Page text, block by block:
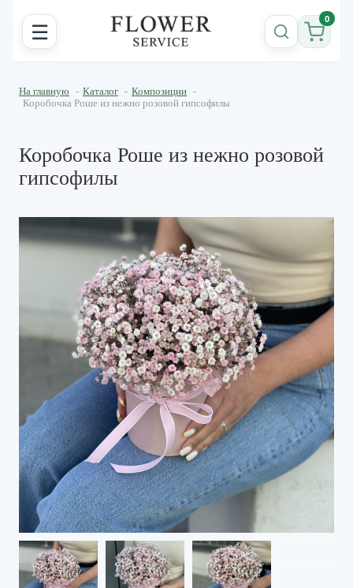
☰ 0
На главную - Каталог - Композиции -
Коробочка Роше из нежно розовой гипсофилы
Коробочка Роше из нежно розовой
гипсофилы